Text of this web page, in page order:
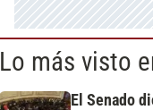
Lo más visto
El Senado